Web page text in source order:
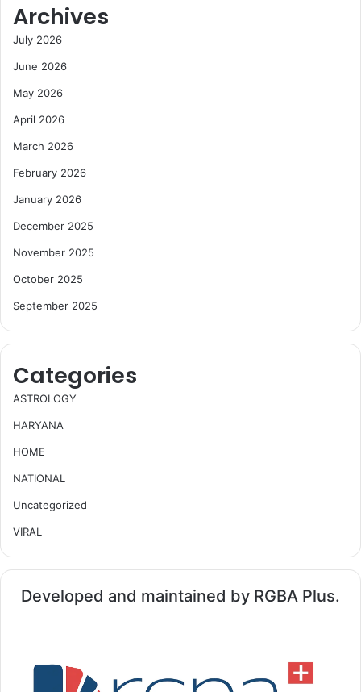
Archives
July 2026
June 2026
May 2026
April 2026
March 2026
February 2026
January 2026
December 2025
November 2025
October 2025
September 2025
Categories
ASTROLOGY
HARYANA
HOME
NATIONAL
Uncategorized
VIRAL
Developed and maintained by RGBA Plus.